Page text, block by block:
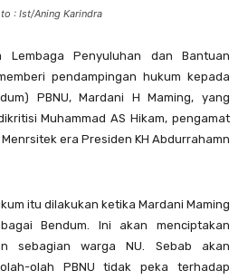
: Ist/Aning Karindra
Penyuluhan dan Bantuan
pendampingan hukum kepada
PBNU, Mardani H Maming, yang
Muhammad AS Hikam, pengamat
era Presiden KH Abdurrahamn
itu dilakukan ketika Mardani Maming
Bendum. Ini akan menciptakan
sebagian warga NU. Sebab akan
olah PBNU tidak peka terhadap